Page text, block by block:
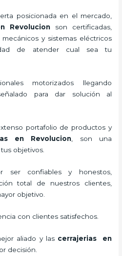
posicionada en el mercado,
Revolucionson certificadas,
y sistemas eléctricos
de atender cual sea tu
motorizados llegando
para dar solución al
portafolio de productos y
en Revolucion , son una
objetivos.
ser confiables y honestos,
total de nuestros clientes,
objetivo.
con clientes satisfechos.
aliado y las cerrajerias en
decisión.